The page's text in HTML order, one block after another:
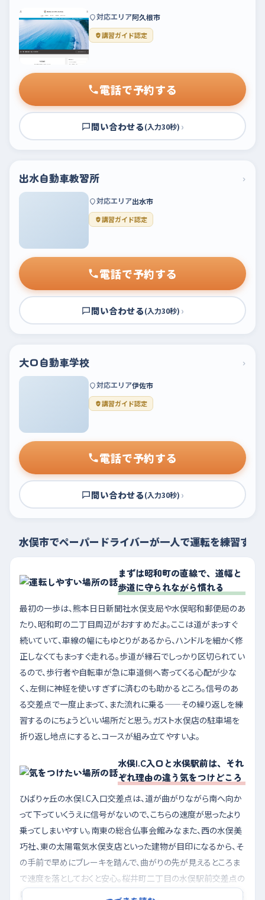
対応エリア阿久根市
講習ガイド認定
電話で予約する
問い合わせる(入力30秒) ›
出水自動車教習所 ›
対応エリア出水市
講習ガイド認定
電話で予約する
問い合わせる(入力30秒) ›
大口自動車学校 ›
対応エリア伊佐市
講習ガイド認定
電話で予約する
問い合わせる(入力30秒) ›
水俣市でペーパードライバーが一人で運転を練習する
まずは昭和町の直線で、道幅と
歩道に守られながら慣れる
最初の一歩は、熊本日日新聞社水俣支局や水俣昭和郵便局のあ
たり、昭和町の二丁目周辺がおすすめだよ。ここは道がまっすぐ
続いていて、車線の幅にもゆとりがあるから、ハンドルを細かく修
正しなくてもまっすぐ走れる。歩道が縁石でしっかり区切られてい
るので、歩行者や自転車が急に車道側へ寄ってくる心配が少な
く、左側に神経を使いすぎずに済むのも助かるところ。信号のあ
る交差点で一度止まって、また流れに乗る——その繰り返しを練
習するのにちょうどいい場所だと思う。ガスト水俣店の駐車場を
折り返し地点にすると、コースが組み立てやすいよ。
水俣I.C入口と水俣駅前は、それ
ぞれ理由の違う気をつけどころ
ひばりヶ丘の水俣I.C入口交差点は、道が曲がりながら南へ向か
って下っていくうえに信号がないので、こちらの速度が思ったより
乗ってしまいやすい。南東の総合仏事会館みなまた、西の水俣美
巧社、東の太陽電気水俣支店といった建物が目印になるから、そ
の手前で早めにブレーキを踏んで、曲がりの先が見えるところま
で速度を落としておくと安心。桜井町二丁目の水俣駅前交差点の
ほうは、まっすぐで平坦なぶん逆に速度が上がりやすく、しかも信